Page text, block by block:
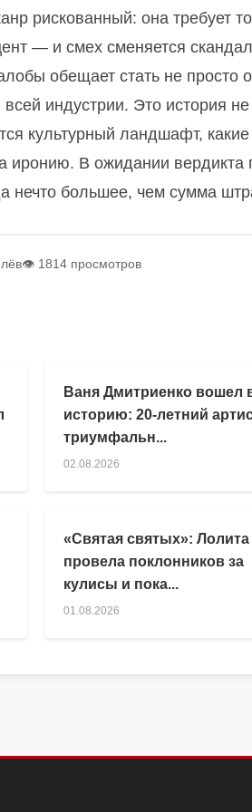
рискованный: она требует
— и смех сменяется
обещает стать не
индустрии. Это история не
культурный ландшафт,
иронию. В ожидании
нечто большее, чем сумма
👁 1814 просмотров
Ваня Дмитриенко вошел
историю: 20-летний
триумфальн...
02.08.2026
«Святая святых»: Лолита
провела поклонников за
кулисы и пока...
01.08.2026